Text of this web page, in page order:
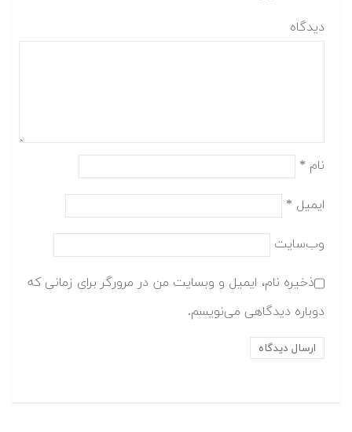
دیدگاه
نام *
ایمیل *
وب‌سایت
ذخیره نام، ایمیل و وبسایت من در مرورگر برای زمانی که
دوباره دیدگاهی می‌نویسم.